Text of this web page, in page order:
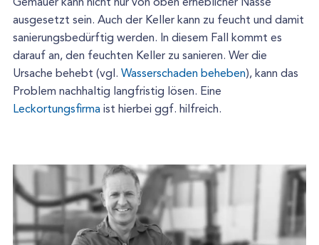
Gemäuer kann nicht nur von oben erheblicher Nässe
ausgesetzt sein. Auch der Keller kann zu feucht und damit
sanierungsbedürftig werden. In diesem Fall kommt es
darauf an, den feuchten Keller zu sanieren. Wer die
Ursache behebt (vgl. Wasserschaden beheben), kann das
Problem nachhaltig langfristig lösen. Eine
Leckortungsfirma ist hierbei ggf. hilfreich.